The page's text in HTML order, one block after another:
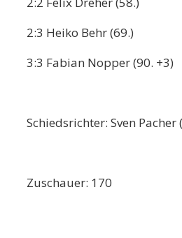
2:3 Heiko Behr (69.)
3:3 Fabian Nopper (90. +3)
Schiedsrichter: Sven
Zuschauer: 170